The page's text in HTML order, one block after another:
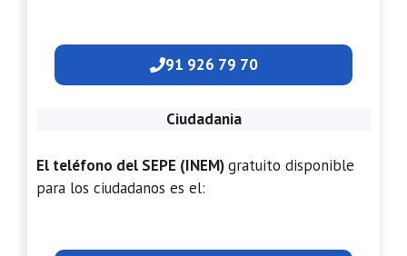
91 926 79 70
Ciudadania
El teléfono del SEPE (INEM)gratuito disponible
para los ciudadanos es el: